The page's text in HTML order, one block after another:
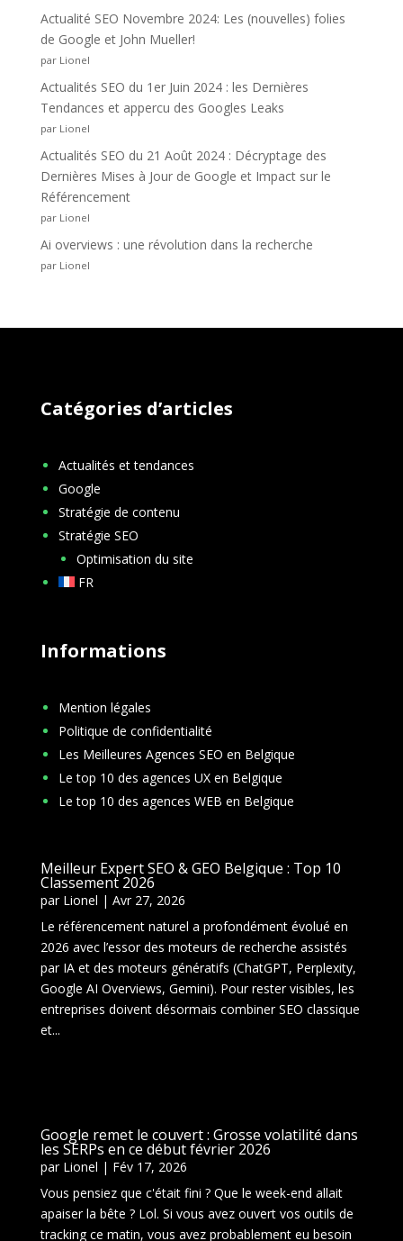
Actualité SEO Novembre 2024: Les (nouvelles) folies
de Google et John Mueller!
par Lionel
Actualités SEO du 1er Juin 2024 : les Dernières
Tendances et appercu des Googles Leaks
par Lionel
Actualités SEO du 21 Août 2024 : Décryptage des
Dernières Mises à Jour de Google et Impact sur le
Référencement
par Lionel
Ai overviews : une révolution dans la recherche
par Lionel
Catégories d’articles
Actualités et tendances
Google
Stratégie de contenu
Stratégie SEO
Optimisation du site
FR
Informations
Mention légales
Politique de confidentialité
Les Meilleures Agences SEO en Belgique
Le top 10 des agences UX en Belgique
Le top 10 des agences WEB en Belgique
Meilleur Expert SEO & GEO Belgique : Top 10
Classement 2026
par Lionel | Avr 27, 2026
Le référencement naturel a profondément évolué en
2026 avec l’essor des moteurs de recherche assistés
par IA et des moteurs génératifs (ChatGPT, Perplexity,
Google AI Overviews, Gemini). Pour rester visibles, les
entreprises doivent désormais combiner SEO classique
et...
Google remet le couvert : Grosse volatilité dans
les SERPs en ce début février 2026
par Lionel | Fév 17, 2026
Vous pensiez que c'était fini ? Que le week-end allait
apaiser la bête ? Lol. Si vous avez ouvert vos outils de
tracking ce matin, vous avez probablement eu besoin